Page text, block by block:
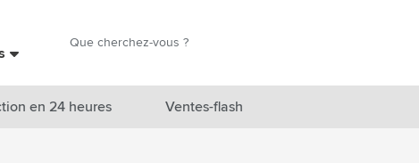
en 24 heures Ventes-flash